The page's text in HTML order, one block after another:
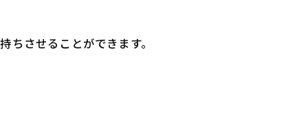
させることができます。